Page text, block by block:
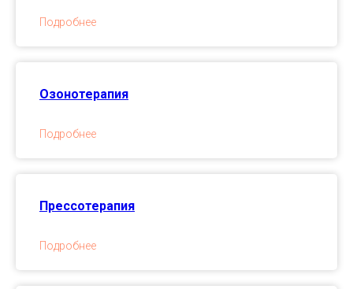
Подробнее
Озонотерапия
Подробнее
Прессотерапия
Подробнее